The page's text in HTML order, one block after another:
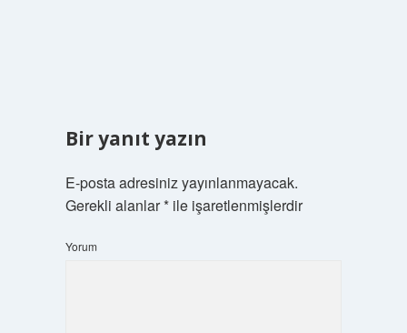
Bir yanıt yazın
E-posta adresiniz yayınlanmayacak.
Gerekli alanlar*ile işaretlenmişlerdir
Yorum